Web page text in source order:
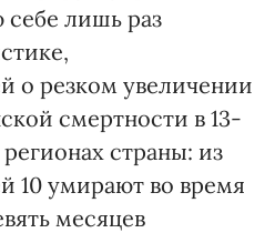
лишь раз
о резком увеличении
смертности в 13-
страны: из
10 умирают во время
месяцев